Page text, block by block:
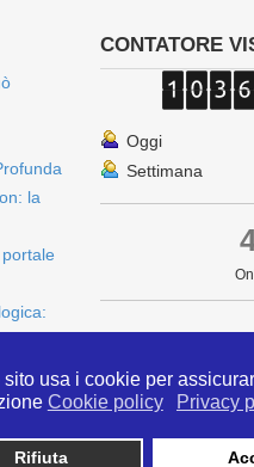
sito usa i cookie per
Cookie policy Privacy
Rifiuta
la
CONTATORE
Oggi
Settimana
info@ipertermiaitalia.it tel. 331/